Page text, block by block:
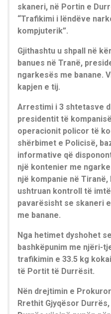
skaneri, në Portin e
“Trafikimi i lëndëve
kompjuterik”.
Gjithashtu u shpall në
banues në Tranë,
ngarkesës me banane.
kapjen e tij.
Arrestimi i 3 shtetasve
presidentit të
operacionit policor të
shërbimet e Policisë,
informative që
një kontenier me
një kompanie në
ushtruan kontroll të
pavarësisht se skaneri
me banane.
Nga hetimet dyshohet
bashkëpunim me njëri-
trafikimin e 33.5 kg
të Portit të Durrësit.
Nën drejtimin e
Rrethit Gjyqësor